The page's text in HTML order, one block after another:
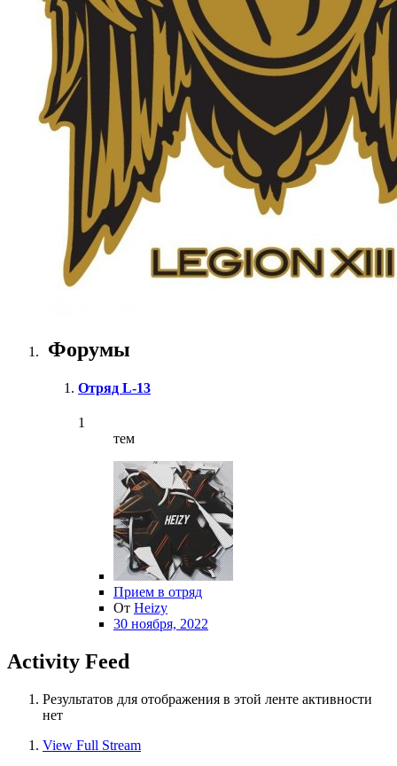
Форумы
Отряд L-13
1
тем
Прием в отряд
От Heizy
30 ноября, 2022
Activity Feed
Результатов для отображения в этой ленте активности
нет
View Full Stream